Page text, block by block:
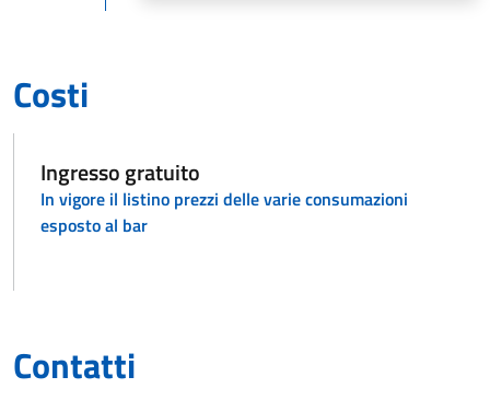
Costi
Ingresso gratuito
In vigore il listino prezzi delle varie consumazioni
esposto al bar
Contatti